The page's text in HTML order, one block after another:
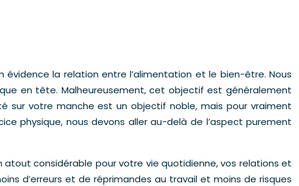
la relation entre l’alimentation et le bien-être. Nous
en tête. Malheureusement, cet objectif est généralement
sur votre manche est un objectif noble, mais pour vraiment
physique, nous devons aller au-delà de l’aspect purement
considérable pour votre vie quotidienne, vos relations et
d’erreurs et de réprimandes au travail et moins de risques